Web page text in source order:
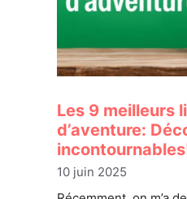
Les 9 meilleurs
d’aventure:
10 juin 2025